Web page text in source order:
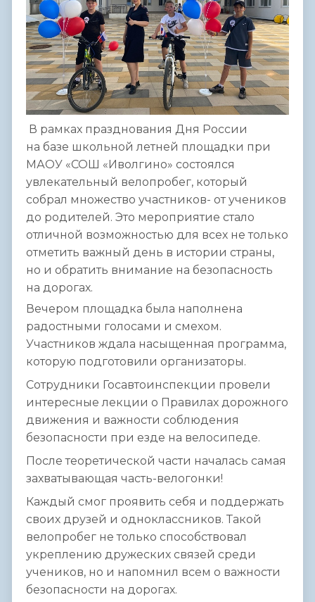
В рамках празднования Дня России
на базе школьной летней площадки при
МАОУ «СОШ «Иволгино» состоялся
увлекательный велопробег, который
собрал множество участников- от учеников
до родителей. Это мероприятие стало
отличной возможностью для всех не только
отметить важный день в истории страны,
но и обратить внимание на безопасность
на дорогах.
Вечером площадка была наполнена
радостными голосами и смехом.
Участников ждала насыщенная программа,
которую подготовили организаторы.
Сотрудники Госавтоинспекции провели
интересные лекции о Правилах дорожного
движения и важности соблюдения
безопасности при езде на велосипеде.
После теоретической части началась самая
захватывающая часть-велогонки!
Каждый смог проявить себя и поддержать
своих друзей и одноклассников. Такой
велопробег не только способствовал
укреплению дружеских связей среди
учеников, но и напомнил всем о важности
безопасности на дорогах.